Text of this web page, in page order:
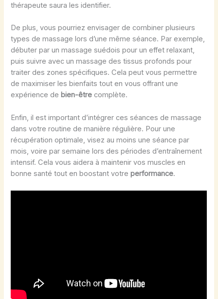
thérapeute saura les identifier.
De plus, vous pourriez envisager de combiner plusieurs
types de massage lors d’une même séance. Par exemple,
débuter par un massage suédois pour un effet relaxant,
puis suivre avec un massage des tissus profonds pour
traiter des zones spécifiques. Cela peut vous permettre
de maximiser les bienfaits tout en vous offrant une
expérience de bien-être complète.
Enfin, il est important d’intégrer ces séances de massage
dans votre routine de manière régulière. Pour une
récupération optimale, visez au moins une séance par
mois, voire par semaine lors des périodes d’entraînement
intensif. Cela vous aidera à maintenir vos muscles en
bonne santé tout en boostant votreperformance.